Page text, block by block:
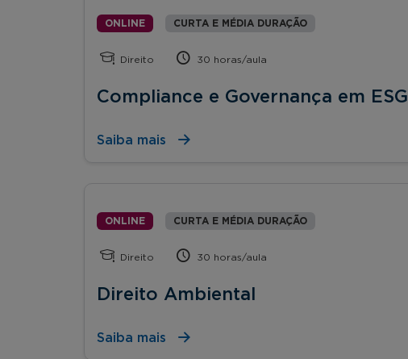
ONLINE CURTA E MÉDIA DURAÇÃO
Direito 30 horas/aula
Compliance e Governança em ESG
Saiba mais
ONLINE CURTA E MÉDIA DURAÇÃO
Direito 30 horas/aula
Direito Ambiental
Saiba mais